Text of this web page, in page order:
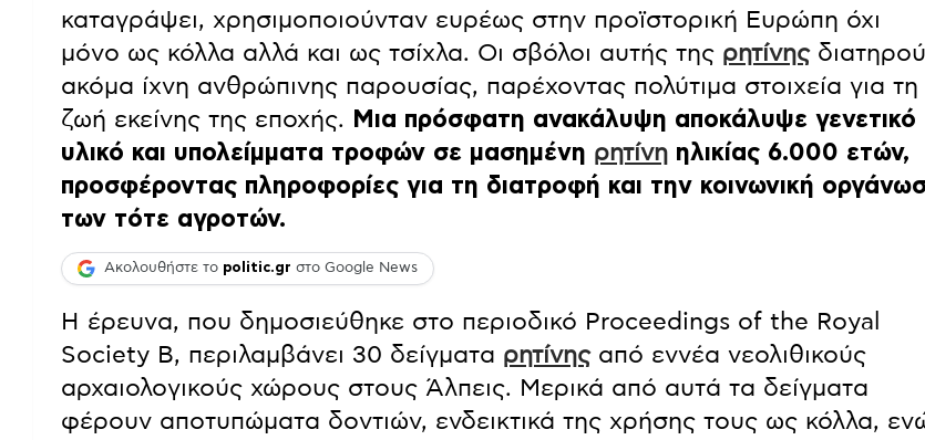
καταγράψει, χρησιμοποιούνταν ευρέως στην προϊστορική Ευρώπη όχι
μόνο ως κόλλα αλλά και ως τσίχλα. Οι σβόλοι αυτής της ρητίνης
ακόμα ίχνη ανθρώπινης παρουσίας, παρέχοντας πολύτιμα στοιχεία για τη
ζωή εκείνης της εποχής.
Μια πρόσφατη ανακάλυψη αποκάλυψε γενετικό
υλικό και υπολείμματα τροφών σε μασημένη ρητίνη ηλικίας 6.000 ετών,
προσφέροντας πληροφορίες για τη διατροφή και την κοινωνική
των τότε αγροτών.
Ακολουθήστε το politic.gr στο Google News
Η έρευνα, που δημοσιεύθηκε στο περιοδικό Proceedings of the Royal
Society B, περιλαμβάνει 30 δείγματα ρητίνηςαπό εννέα νεολιθικούς
αρχαιολογικούς χώρους στους Άλπεις. Μερικά από αυτά τα δείγματα
φέρουν αποτυπώματα δοντιών, ενδεικτικά της χρήσης τους ως κόλλα,